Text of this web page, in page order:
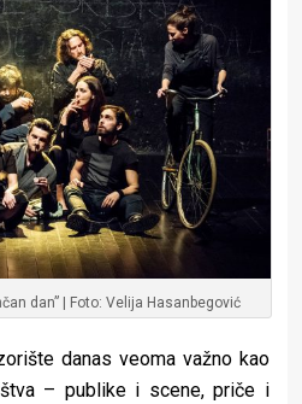
dan” | Foto: Velija Hasanbegović
danas veoma važno kao
– publike i scene, priče i